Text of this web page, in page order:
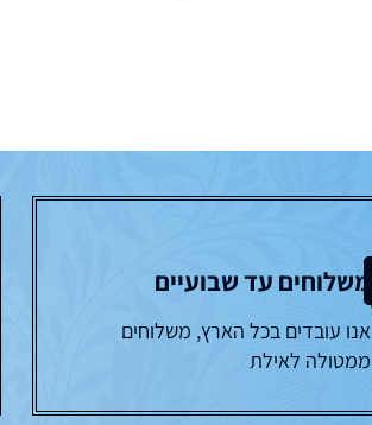
משלוחים עד שבועיים
אנו עובדים בכל הארץ, משלוחים
ממטולה לאילת